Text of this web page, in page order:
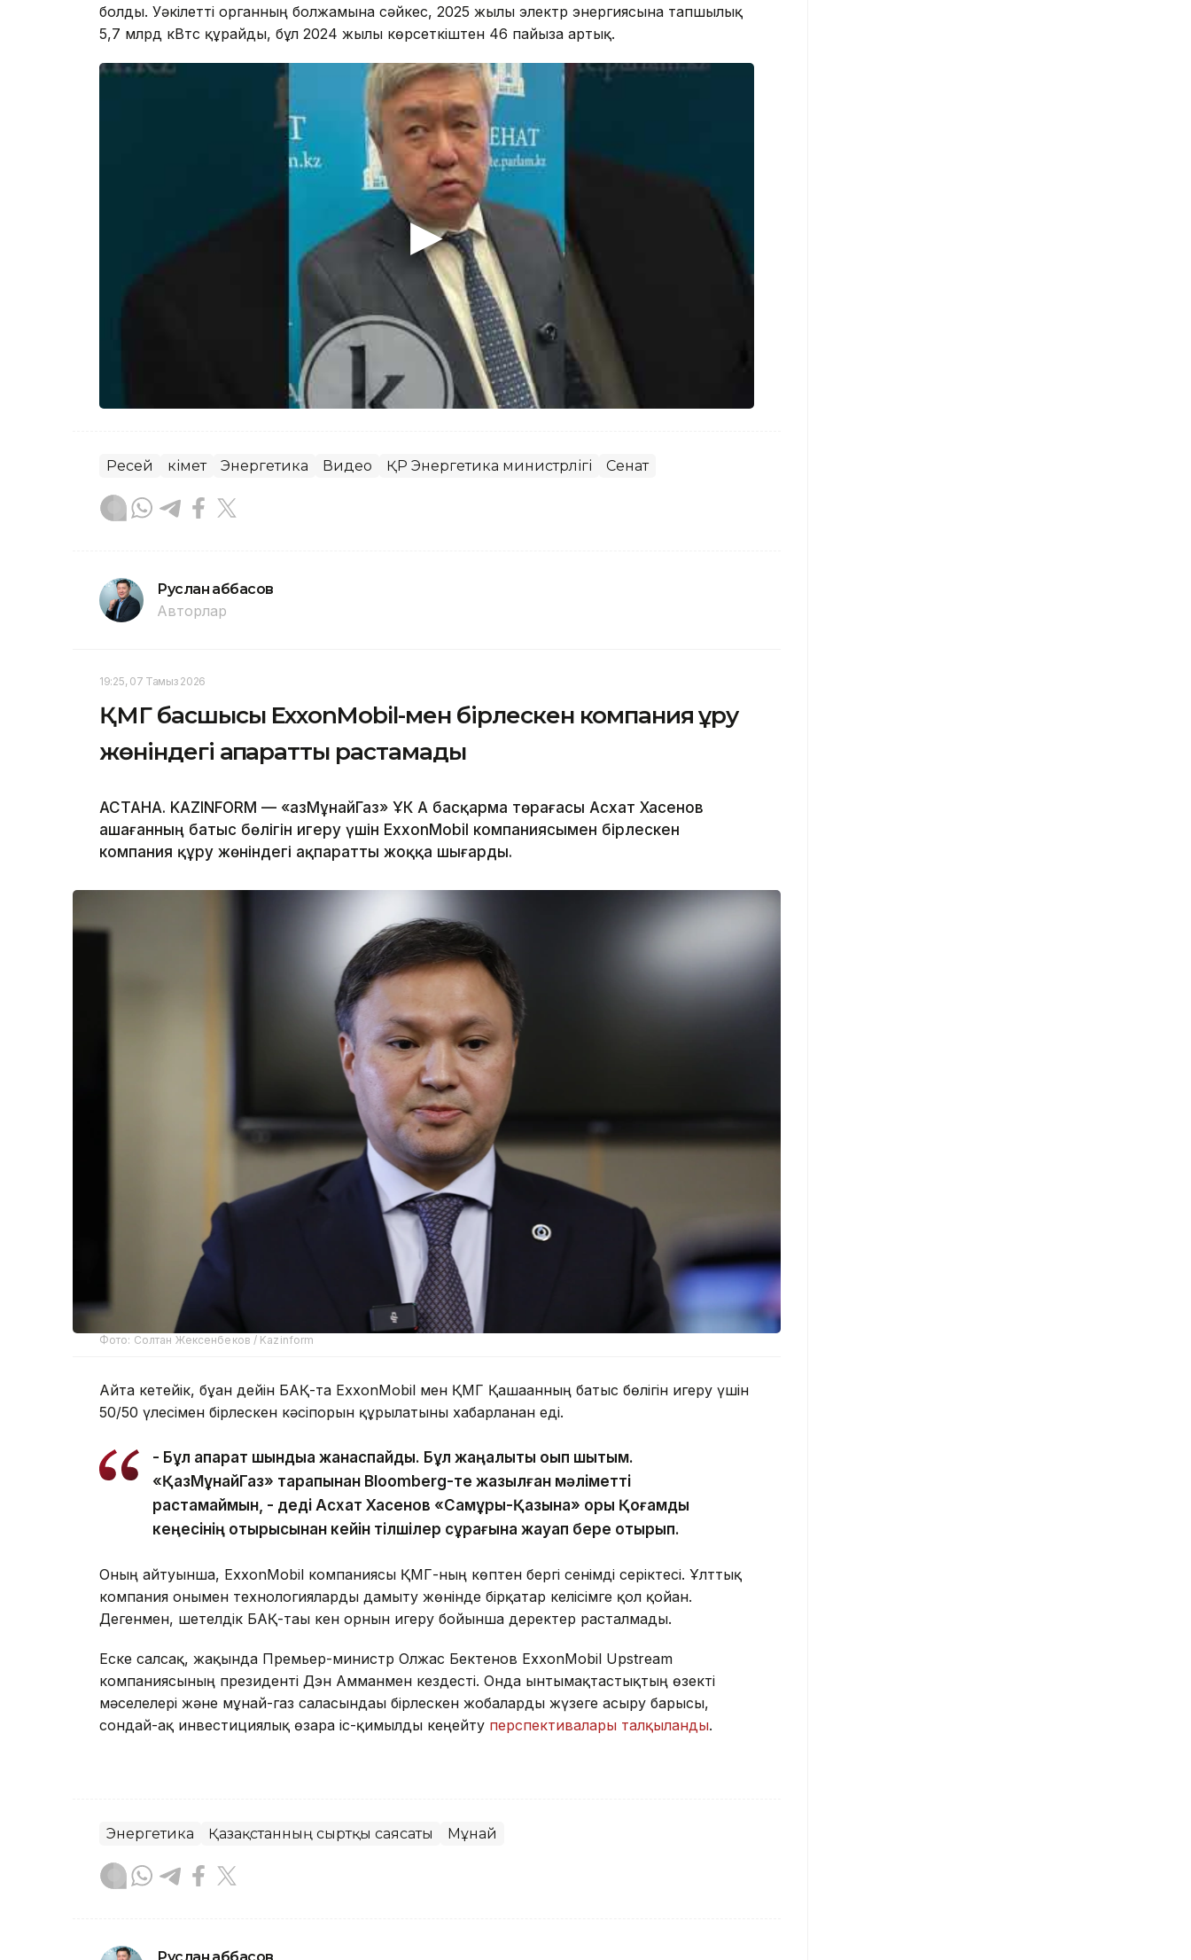
болды. Уәкілетті органның болжамына сәйкес, 2025 жылы электр энергиясына тапшылық
5,7 млрд кВтс құрайды, бұл 2024 жылғы көрсеткіштен 46 пайызға артық.
Ресей Үкімет Энергетика Видео ҚР Энергетика министрлігі Сенат
Руслан Ғаббасов
Авторлар
19:25, 07 Тамыз 2026
ҚМГ басшысы ExxonMobil-мен бірлескен компания құру
жөніндегі ақпаратты растамады
АСТАНА. KAZINFORM — «ҚазМұнайГаз» ҰК АҚ басқарма төрағасы Асхат Хасенов
Қашағанның батыс бөлігін игеру үшін ExxonMobil компаниясымен бірлескен
компания құру жөніндегі ақпаратты жоққа шығарды.
Фото: Солтан Жексенбеков / Kazinform
Айта кетейік, бұған дейін БАҚ-та ExxonMobil мен ҚМГ Қашағанның батыс бөлігін игеру үшін
50/50 үлесімен бірлескен кәсіпорын құрылатыны хабарланған еді.
- Бұл ақпарат шындыққа жанаспайды. Бұл жаңалықты оқып шықтым.
«ҚазМұнайГаз» тарапынан Bloomberg-те жазылған мәліметті
растамаймын, - деді Асхат Хасенов «Самұрық-Қазына» қоры Қоғамдық
кеңесінің отырысынан кейін тілшілер сұрағына жауап бере отырып.
Оның айтуынша, ExxonMobil компаниясы ҚМГ-ның көптен бергі сенімді серіктесі. Ұлттық
компания онымен технологияларды дамыту жөнінде бірқатар келісімге қол қойған.
Дегенмен, шетелдік БАҚ-тағы кен орнын игеру бойынша деректер расталмады.
Еске салсақ, жақында Премьер-министр Олжас Бектенов ExxonMobil Upstream
компаниясының президенті Дэн Амманмен кездесті. Онда ынтымақтастықтың өзекті
мәселелері және мұнай-газ саласындағы бірлескен жобаларды жүзеге асыру барысы,
сондай-ақ инвестициялық өзара іс-қимылды кеңейту перспективалары талқыланды.
Энергетика Қазақстанның сыртқы саясаты Мұнай